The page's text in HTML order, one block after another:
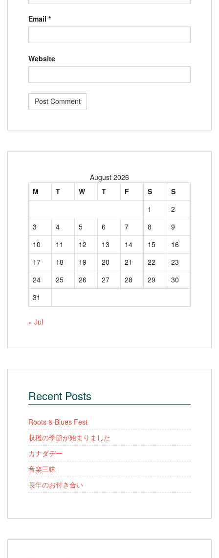
Email *
Website
August 2026
M
T W T F S
S
1
2
3
4 5 6 7 8
9
10
11 12 13 14 15
16
17
18 19 20 21 22
23
24
25 26 27 28 29
30
31
« Jul
Recent Posts
Roots & Blues Fest
収穫の季節が始まりました
カナダデー
音楽三昧
長年のお付き合い